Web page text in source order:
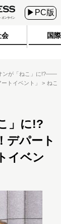
▶PC版
会 国際
ンが「ねこ」に!?――
トイベント」
ねこ
」に!?
パート
イベン